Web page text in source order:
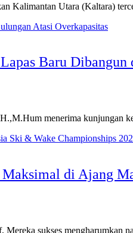
Kalimantan Utara (Kaltara)
Baru Dibangun
menerima kunjungan
di Ajang
sukses mengharumkan